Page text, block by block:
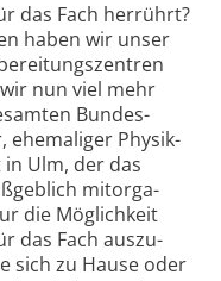
das Fach herrührt?
haben wir unser
nun viel mehr
Bundes­
ehemaliger Physik-
Ulm, der das
mitorga­
die Möglich­keit
das Fach auszu­
sich zu Hause oder